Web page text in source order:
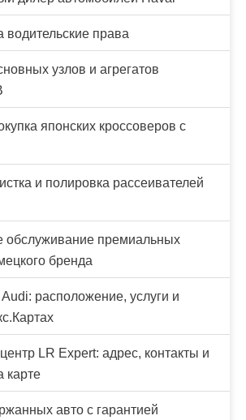
водительские права
узлов и агрегатов
японских кроссоверов с
и полировка рассеивателей
обслуживание премиальных
бренда
расположение, услуги и
LR Expert: адрес, контакты и
карте
авто с гарантией